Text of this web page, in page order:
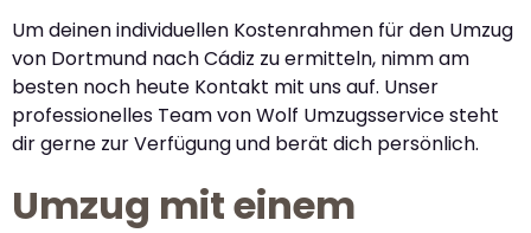
Um deinen individuellen Kostenrahmen für den Umzug
von Dortmund nach Cádiz zu ermitteln, nimm am
besten noch heute Kontakt mit uns auf. Unser
professionelles Team von Wolf Umzugsservice steht
dir gerne zur Verfügung und berät dich persönlich.
Umzug mit einem